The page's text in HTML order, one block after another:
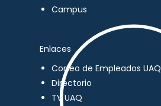
Campus
Enlaces
Correo de Empleados UAQ
Directorio
TV UAQ